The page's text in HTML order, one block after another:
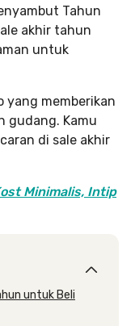
Tahun
akhir tahun
untuk
yang memberikan
gudang. Kamu
di sale akhir
Minimalis, Intip
untuk Beli